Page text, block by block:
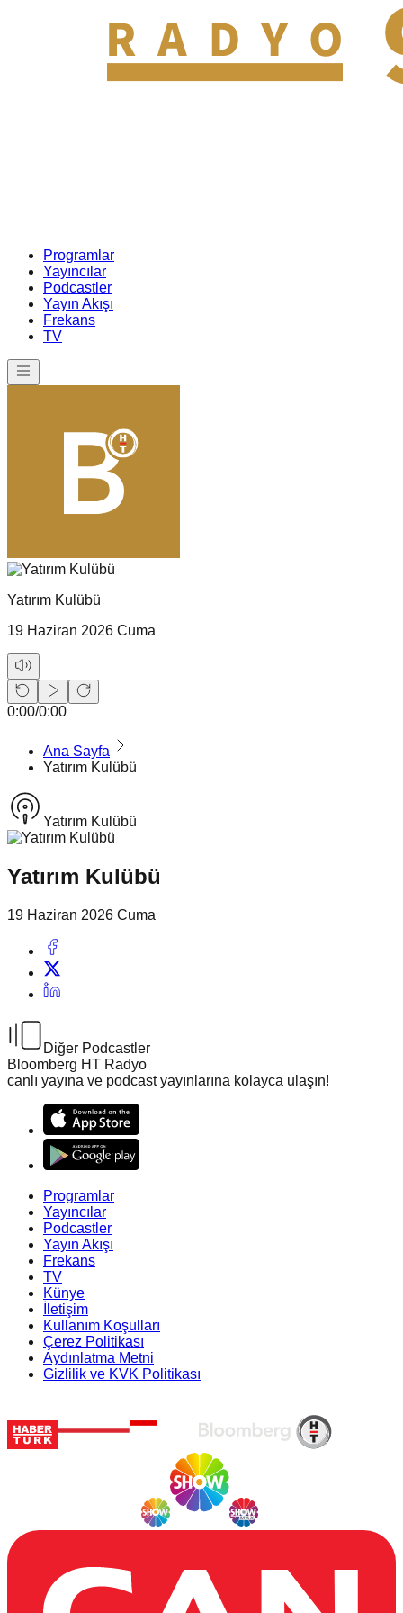
Programlar
Yayıncılar
Podcastler
Yayın Akışı
Frekans
TV
Yatırım Kulübü
19 Haziran 2026 Cuma
0:00/0:00
Ana Sayfa
Yatırım Kulübü
Yatırım Kulübü
Yatırım Kulübü
19 Haziran 2026 Cuma
Diğer Podcastler
Bloomberg HT Radyo
canlı yayına ve podcast yayınlarına kolayca ulaşın!
Programlar
Yayıncılar
Podcastler
Yayın Akışı
Frekans
TV
Künye
İletişim
Kullanım Koşulları
Çerez Politikası
Aydınlatma Metni
Gizlilik ve KVK Politikası